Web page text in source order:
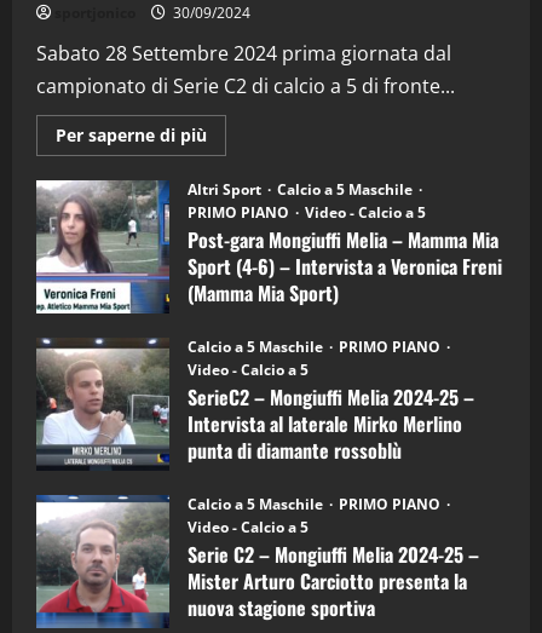
30/09/2024
Sabato 28 Settembre 2024 prima giornata dal
campionato di Serie C2 di calcio a 5 di fronte...
Per saperne di più
informazioni
Post-
gara
Mongiuffi
Melia
–
Mamma
Mia
Sport
6)
–
Intervista
a
mister
Arturo
Carciotto
(Mongiuffi
Altri Sport
Calcio a 5 Maschile
PRIMO PIANO
Video - Calcio a 5
Post-gara Mongiuffi Melia – Mamma Mia
Sport (4-6) – Intervista a Veronica Freni
(Mamma Mia Sport)
Calcio a 5 Maschile
PRIMO PIANO
Video - Calcio a 5
SerieC2 – Mongiuffi Melia 2024-25 –
Intervista al laterale Mirko Merlino
punta di diamante rossoblù
Calcio a 5 Maschile
PRIMO PIANO
Video - Calcio a 5
Serie C2 – Mongiuffi Melia 2024-25 –
Mister Arturo Carciotto presenta la
nuova stagione sportiva
2
“SportEmpire” in Podcast: 29^ Puntata
(Martedi 28 Aprile 2026)
28/04/2026
3
"SportEmpire" in Podcast
“SportEmpire” in Podcast: 28^ Puntata
(Martedi 21 Aprile 2026)
21/04/2026
4
“SportEmpire” in Podcast: 27^ Puntata
(Martedi 14 Aprile 2026)
15/04/2026
5
“SportEmpire” in Podcast: 26^ Puntata
(Martedi 07 Aprile 2026)
08/04/2026